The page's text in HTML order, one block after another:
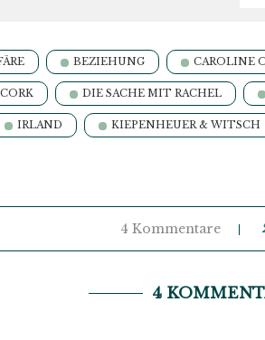
BEZIEHUNG CAROLINE
CORK DIE SACHE MIT RACHEL
IRLAND KIEPENHEUER & WITSCH
4 Kommentare
4